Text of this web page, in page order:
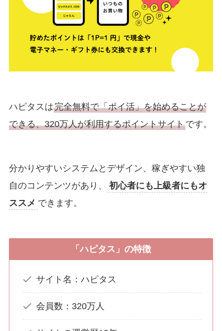
ハピタスは完全無料で「ポイ活」を始めることが
できる、320万人が利用するポイントサイトです。
分かりやすいシステムとデザイン、稼ぎやすい独
自のコンテンツがあり、
初心者にも上級者にもオ
ススメ できます。
「ハピタス」の特徴
サイト名：ハピタス
会員数：320万人